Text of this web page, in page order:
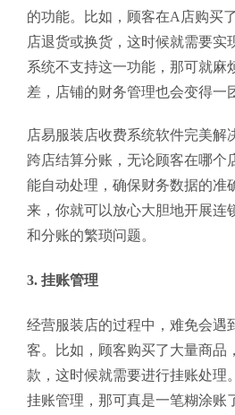
的功能。比如，顾客在A店购买
店退货或换货，这时候就需要实
系统不支持这一功能，那可就麻
差，店铺的财务管理也会变得一
店易服装店收费系统软件完美解
跨店结算分账，无论顾客在哪个
能自动处理，确保财务数据的准
来，你就可以放心大胆地开展连
和分账的繁琐问题。
3. 挂账管理
经营服装店的过程中，难免会遇
客。比如，顾客购买了大量商品
款，这时候就需要进行挂账处理
挂账管理，那可真是一笔糊涂账